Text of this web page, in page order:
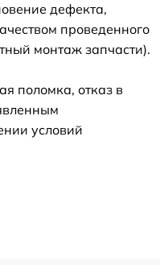
дефекта,
проведенного
монтаж запчасти).
поломка, отказ в
условий